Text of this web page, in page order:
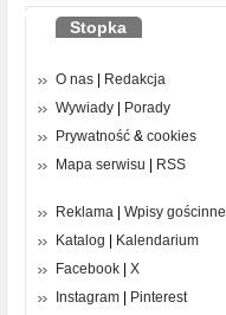
Stopka
O nas
Redakcja
Wywiady
Porady
Prywatność & cookies
Mapa serwisu
RSS
Reklama
Wpisy gościnne
Katalog
Kalendarium
Facebook
X
Instagram
Pinterest